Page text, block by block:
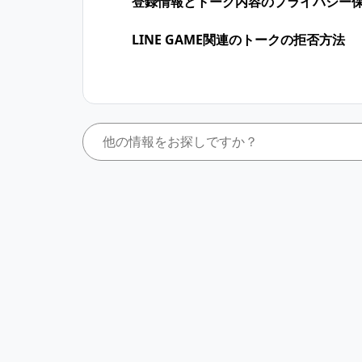
LINE GAME関連のトークの拒否方法